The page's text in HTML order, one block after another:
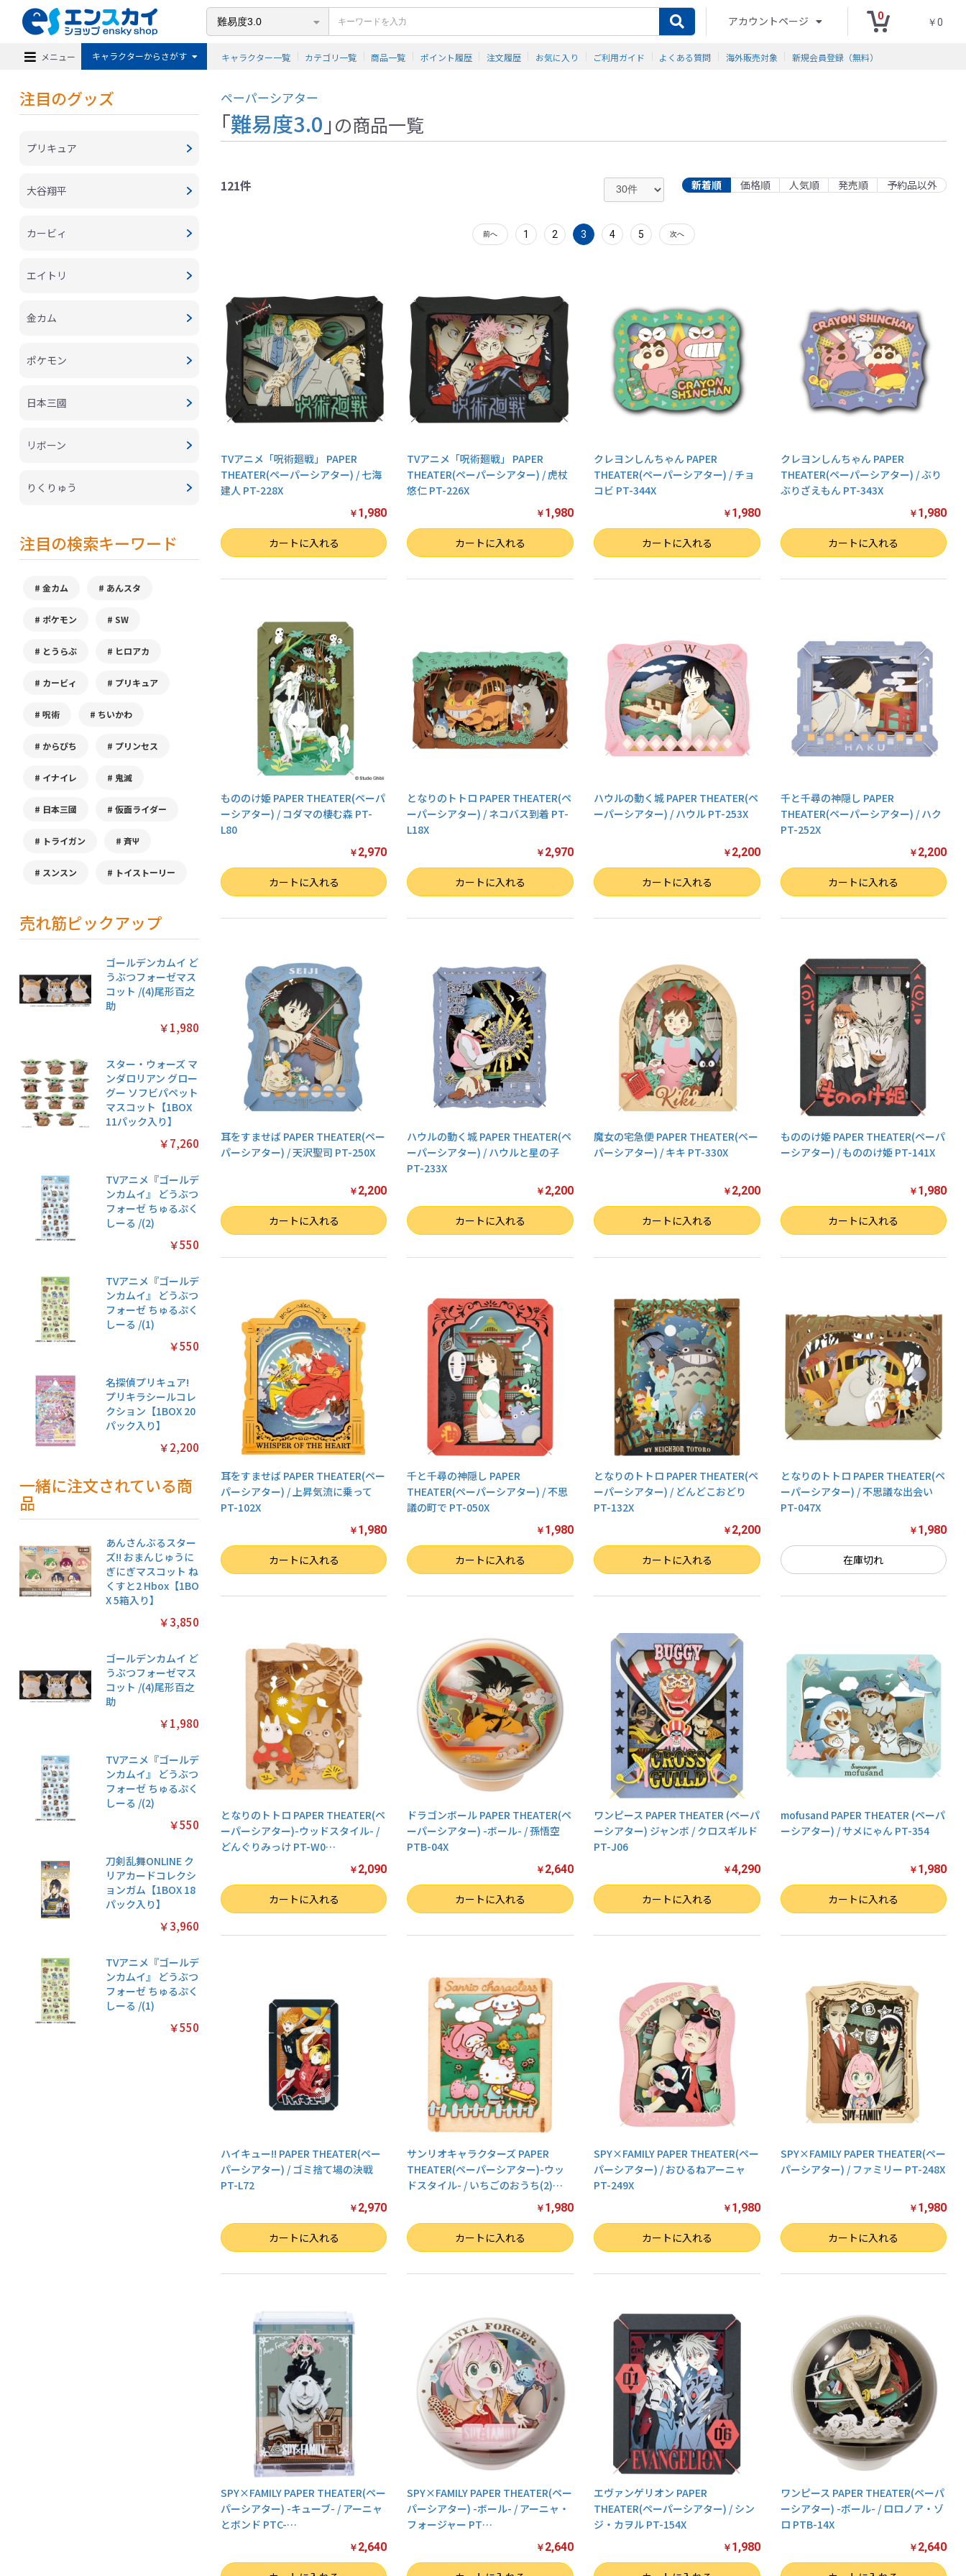
アカウントページ 0
￥0
メニュー キャラクターからさがす キャラクター一覧 カテゴリ一覧 商品一覧 ポイント履歴 注文履歴 お気に入り ご利用ガイド よくある質問 海外販売対象 新規会員登録（無料）
注目のグッズ
プリキュア
大谷翔平
カービィ
エイトリ
金カム
ポケモン
日本三國
リボーン
りくりゅう
注目の検索キーワード
金カム あんスタ
ポケモン SW
とうらぶ ヒロアカ
カービィ プリキュア
呪術 ちいかわ
からぴち プリンセス
イナイレ 鬼滅
日本三國 仮面ライダー
トライガン 斉Ψ
スンスン トイストーリー
売れ筋ピックアップ
ゴールデンカムイ ど
うぶつフォーゼマス
コット /(4)尾形百之
助
￥1,980
スター・ウォーズ マ
ンダロリアン グロー
グー ソフビパペット
マスコット【1BOX
11パック入り】
￥7,260
TVアニメ『ゴールデ
ンカムイ』 どうぶつ
フォーゼ ちゅるぷく
しーる /(2)
￥550
TVアニメ『ゴールデ
ンカムイ』 どうぶつ
フォーゼ ちゅるぷく
しーる /(1)
￥550
名探偵プリキュア!
プリキラシールコレ
クション【1BOX 20
パック入り】
￥2,200
一緒に注文されている商
品
あんさんぶるスター
ズ!! おまんじゅうに
ぎにぎマスコット ね
くすと2 Hbox【1BO
X 5箱入り】
￥3,850
ゴールデンカムイ ど
うぶつフォーゼマス
コット /(4)尾形百之
助
￥1,980
TVアニメ『ゴールデ
ンカムイ』 どうぶつ
フォーゼ ちゅるぷく
しーる /(2)
￥550
刀剣乱舞ONLINE ク
リアカードコレクシ
ョンガム【1BOX 18
パック入り】
￥3,960
TVアニメ『ゴールデ
ンカムイ』 どうぶつ
フォーゼ ちゅるぷく
しーる /(1)
￥550
ペーパーシアター
「難易度3.0 」の商品一覧
121件 新着順 価格順 人気順 発売順 予約品以外
前へ 1 2 3 4 5 次へ
TVアニメ「呪術廻戦」 PAPER
THEATER(ペーパーシアター) / 七海
建人 PT-228X
￥ 1,980
数量 カートに入れる
TVアニメ「呪術廻戦」 PAPER
THEATER(ペーパーシアター) / 虎杖
悠仁 PT-226X
￥ 1,980
数量 カートに入れる
クレヨンしんちゃん PAPER
THEATER(ペーパーシアター) / チョ
コビ PT-344X
￥ 1,980
数量 カートに入れる
クレヨンしんちゃん PAPER
THEATER(ペーパーシアター) / ぶり
ぶりざえもん PT-343X
￥ 1,980
数量 カートに入れる
もののけ姫 PAPER THEATER(ペーパ
ーシアター) / コダマの棲む森 PT-
L80
￥ 2,970
数量 カートに入れる
となりのトトロ PAPER THEATER(ペ
ーパーシアター) / ネコバス到着 PT-
L18X
￥ 2,970
数量 カートに入れる
ハウルの動く城 PAPER THEATER(ペ
ーパーシアター) / ハウル PT-253X
￥ 2,200
数量 カートに入れる
千と千尋の神隠し PAPER
THEATER(ペーパーシアター) / ハク
PT-252X
￥ 2,200
数量 カートに入れる
耳をすませば PAPER THEATER(ペー
パーシアター) / 天沢聖司 PT-250X
￥ 2,200
数量 カートに入れる
ハウルの動く城 PAPER THEATER(ペ
ーパーシアター) / ハウルと星の子
PT-233X
￥ 2,200
数量 カートに入れる
魔女の宅急便 PAPER THEATER(ペー
パーシアター) / キキ PT-330X
￥ 2,200
数量 カートに入れる
もののけ姫 PAPER THEATER(ペーパ
ーシアター) / もののけ姫 PT-141X
￥ 1,980
数量 カートに入れる
耳をすませば PAPER THEATER(ペー
パーシアター) / 上昇気流に乗って
PT-102X
￥ 1,980
数量 カートに入れる
千と千尋の神隠し PAPER
THEATER(ペーパーシアター) / 不思
議の町で PT-050X
￥ 1,980
数量 カートに入れる
となりのトトロ PAPER THEATER(ペ
ーパーシアター) / どんどこおどり
PT-132X
￥ 2,200
数量 カートに入れる
となりのトトロ PAPER THEATER(ペ
ーパーシアター) / 不思議な出会い
PT-047X
￥ 1,980
在庫切れ
となりのトトロ PAPER THEATER(ペ
ーパーシアター)-ウッドスタイル- /
どんぐりみっけ PT-W0…
￥ 2,090
数量 カートに入れる
ドラゴンボール PAPER THEATER(ペ
ーパーシアター) -ボール- / 孫悟空
PTB-04X
￥ 2,640
数量 カートに入れる
ワンピース PAPER THEATER (ペーパ
ーシアター) ジャンボ / クロスギルド
PT-J06
￥4,290
数量 カートに入れる
mofusand PAPER THEATER (ペーパ
ーシアター) / サメにゃん PT-354
￥ 1,980
数量 カートに入れる
ハイキュー!! PAPER THEATER(ペー
パーシアター) / ゴミ捨て場の決戦
PT-L72
￥ 2,970
数量 カートに入れる
サンリオキャラクターズ PAPER
THEATER(ペーパーシアター)-ウッ
ドスタイル- / いちごのおうち(2)…
￥ 1,980
数量 カートに入れる
SPY×FAMILY PAPER THEATER(ペー
パーシアター) / おひるねアーニャ
PT-249X
￥ 1,980
数量 カートに入れる
SPY×FAMILY PAPER THEATER(ペー
パーシアター) / ファミリー PT-248X
￥ 1,980
数量 カートに入れる
SPY×FAMILY PAPER THEATER(ペー
パーシアター) -キューブ- / アーニャ
とボンド PTC-…
￥ 2,640
SPY×FAMILY PAPER THEATER(ペー
パーシアター) -ボール- / アーニャ・
フォージャー PT…
￥ 2,640
エヴァンゲリオン PAPER
THEATER(ペーパーシアター) / シン
ジ・カヲル PT-154X
￥ 1,980
ワンピース PAPER THEATER(ペーパ
ーシアター) -ボール- / ロロノア・ゾ
ロ PTB-14X
￥ 2,640